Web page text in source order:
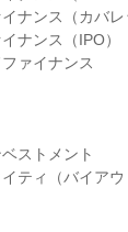
ナンス（カバレ
ナンス（IPO）
ァイナンス
ストメント
ティ（バイアウ